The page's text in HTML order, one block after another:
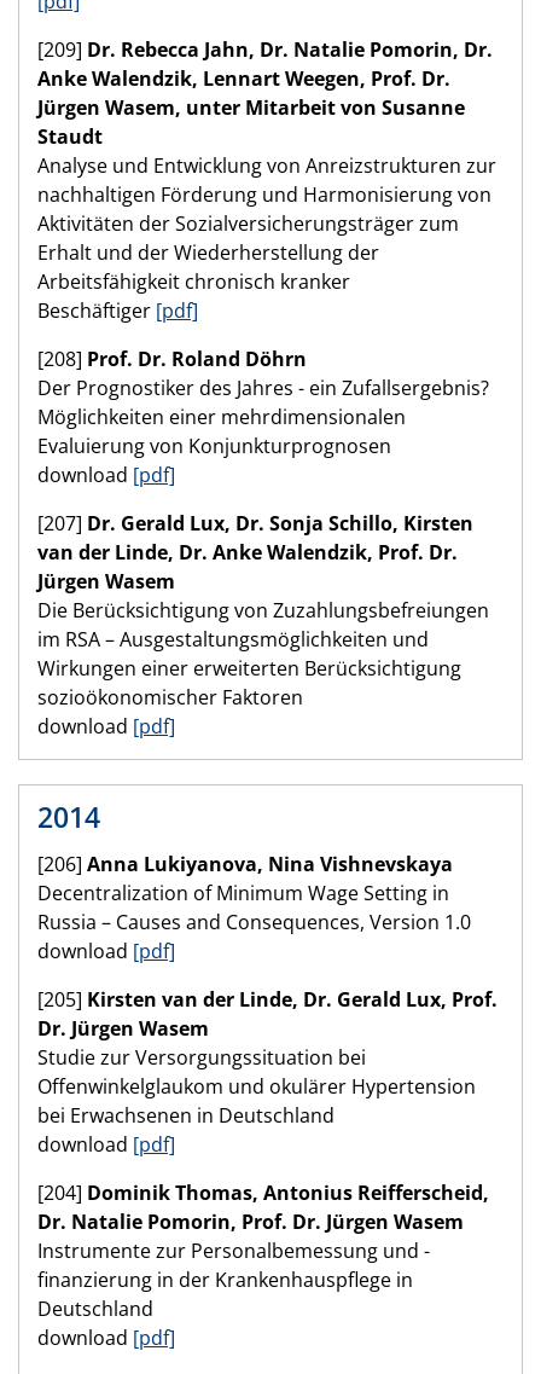
[209] Dr. Rebecca Jahn, Dr. Natalie Pomorin, Dr.
Anke Walendzik, Lennart Weegen, Prof. Dr.
Jürgen Wasem, unter Mitarbeit von Susanne
Staudt
Analyse und Entwicklung von Anreizstrukturen zur
nachhaltigen Förderung und Harmonisierung von
Aktivitäten der Sozialversicherungsträger zum
Erhalt und der Wiederherstellung der
Arbeitsfähigkeit chronisch kranker
Beschäftiger [pdf]
[208] Prof. Dr. Roland Döhrn
Der Prognostiker des Jahres - ein Zufallsergebnis?
Möglichkeiten einer mehrdimensionalen
Evaluierung von Konjunkturprognosen
download [pdf]
[207] Dr. Gerald Lux, Dr. Sonja Schillo, Kirsten
van der Linde, Dr. Anke Walendzik, Prof. Dr.
Jürgen Wasem
Die Berücksichtigung von Zuzahlungsbefreiungen
im RSA – Ausgestaltungsmöglichkeiten und
Wirkungen einer erweiterten Berücksichtigung
sozioökonomischer Faktoren
download [pdf]
2014
[206] Anna Lukiyanova, Nina Vishnevskaya
Decentralization of Minimum Wage Setting in
Russia – Causes and Consequences, Version 1.0
download [pdf]
[205] Kirsten van der Linde, Dr. Gerald Lux, Prof.
Dr. Jürgen Wasem
Studie zur Versorgungssituation bei
Offenwinkelglaukom und okulärer Hypertension
bei Erwachsenen in Deutschland
download [pdf]
[204] Dominik Thomas, Antonius Reifferscheid,
Dr. Natalie Pomorin, Prof. Dr. Jürgen Wasem
Instrumente zur Personalbemessung und -
finanzierung in der Krankenhauspflege in
Deutschland
download [pdf]